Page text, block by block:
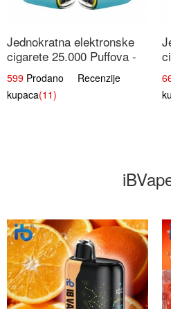
Jednokratna elektronske
cigarete 25.000 Puffova -
Kupina & Borovnica |
Šumska Voćna Mješavina
599 Prodano Recenzije
kupaca(11)